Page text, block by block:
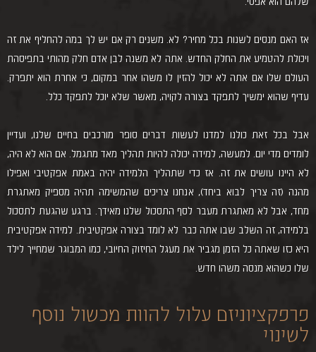
אז האם מנסים לשנות בכל מחיר? לא. משנים רק אם יש לך במה להחליף את זה
ויכולת להטמיע את החלק החדש. אתה לא משנה לבן אדם חלק מהותי בתפיסהת
העולם שלו אם אתה לא יכול להזין לו משהו אחר במקום, כי אחרת הוא יתפרק.
עדיף שהוא ימשיך לתפקד בצורה לקויה, מאשר שלא יוכל לתפקד כלל.
אבל בכל זאת כולנו למדנו לעשות דברים סופר מורכבים בחיים שלנו, ועדיין
לומדים מדי יום. למעשה, למידה יכולה להיות תהליך מאד מתגמל. אם הוא לא היה,
לא היינו עושים את זה. אז כדי שתהליך הלמידה יהיה באמת אפקטיבי ואפילו
מהנה (זה צריך לבוא ביחד), אנחנו צריכים שהמשימה תהיה מספיק מאתגרת
מחד, אבל לא מאתגרת מעבר לסף התסכול שלנו מאידך. ברגע שהגעת לתסכול
בלמידה, זה השלב שבו אתה כבר לא לומד בצורה אפקטיבית. למידה אפקטיבית
היא כזו שאתה כל הזמן מגביר את מעגל החיזוק החיובי, כמו המבוגר שמחייך לילד
שלו כשהוא מנסה משהו חדש.
פרפקציוניזם עלול להוות מכשול נוסף
לשינוי